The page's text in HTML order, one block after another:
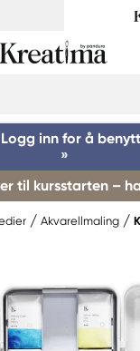
inn for å
»
til kursstarten –
Akvarellmaling